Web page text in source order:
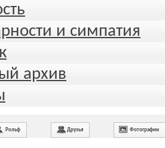
и симпатия
архив
Рольф Друзья Фотографии